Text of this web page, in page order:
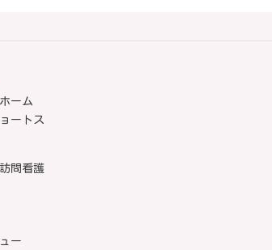
ーム
ートス
問看護
ー